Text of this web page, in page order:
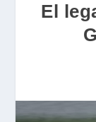
El